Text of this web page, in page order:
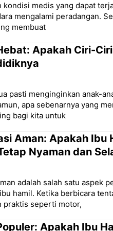
kondisi medis yang dapat
mengalami peradangan.
membuat
Apakah Ciri-
pasti menginginkan anak-
apa sebenarnya yang
bagi kita untuk
Aman: Apakah Ibu
Nyaman dan
adalah salah satu aspek
hamil. Ketika berbicara
praktis seperti motor,
Apakah Ibu